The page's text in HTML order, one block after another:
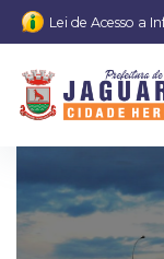
Lei de Acesso a